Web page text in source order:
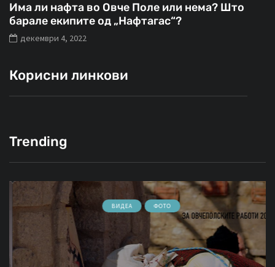
Има ли нафта во Овче Поле или нема? Што
барале екипите од „Нафтагас“?
декември 4, 2022
Корисни линкови
Trending
ВИДЕА ФОТО